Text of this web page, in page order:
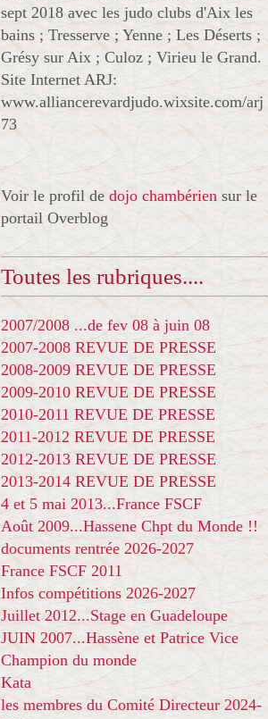
sept 2018 avec les judo clubs d'Aix les
bains ; Tresserve ; Yenne ; Les Déserts ;
Grésy sur Aix ; Culoz ; Virieu le Grand.
Site Internet ARJ:
www.alliancerevardjudo.wixsite.com/arj
73
Voir le profil de dojo chambérien sur le
portail Overblog
Toutes les rubriques....
2007/2008 ...de fev 08 à juin 08
2007-2008 REVUE DE PRESSE
2008-2009 REVUE DE PRESSE
2009-2010 REVUE DE PRESSE
2010-2011 REVUE DE PRESSE
2011-2012 REVUE DE PRESSE
2012-2013 REVUE DE PRESSE
2013-2014 REVUE DE PRESSE
4 et 5 mai 2013...France FSCF
Août 2009...Hassene Chpt du Monde !!
documents rentrée 2026-2027
France FSCF 2011
Infos compétitions 2026-2027
Juillet 2012...Stage en Guadeloupe
JUIN 2007...Hassène et Patrice Vice
Champion du monde
Kata
les membres du Comité Directeur 2024-